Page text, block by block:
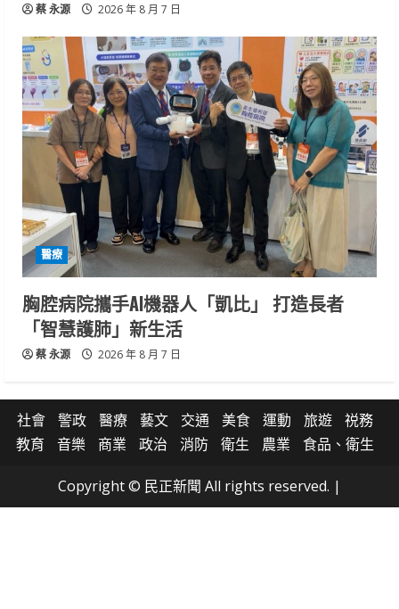
蔡 永源 2026 年 8 月 7 日
醫療
胸腔病院攜手AI機器人「凱比」 打造長者
「智慧護肺」新生活
蔡 永源 2026 年 8 月 7 日
社會 警政 醫療 藝文 交通 美食 運動 旅遊
祱務
教育
音樂 商業 政治 消防 衛生 農業 食品、衛生
Copyright © 民正新聞 All rights reserved. |